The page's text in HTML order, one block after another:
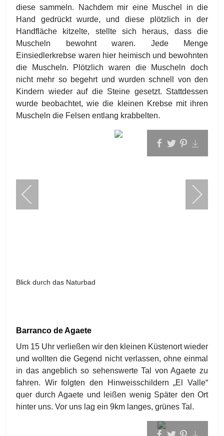
diese sammeln. Nachdem mir eine Muschel in die
Hand gedrückt wurde, und diese plötzlich in der
Handfläche kitzelte, stellte sich heraus, dass die
Muscheln bewohnt waren. Jede Menge
Einsiedlerkrebse waren hier heimisch und bewohnten
die Muscheln. Plötzlich waren die Muscheln doch
nicht mehr so begehrt und wurden schnell von den
Kindern wieder auf die Steine gesetzt. Stattdessen
wurde beobachtet, wie die kleinen Krebse mit ihren
Muscheln die Felsen entlang krabbelten.
Blick durch das Naturbad
Barranco de Agaete
Um 15 Uhr verließen wir den kleinen Küstenort wieder
und wollten die Gegend nicht verlassen, ohne einmal
in das angeblich so sehenswerte Tal von Agaete zu
fahren. Wir folgten den Hinweisschildern „El Valle“
quer durch Agaete und leißen wenig Später den Ort
hinter uns. Vor uns lag ein 9km langes, grünes Tal.